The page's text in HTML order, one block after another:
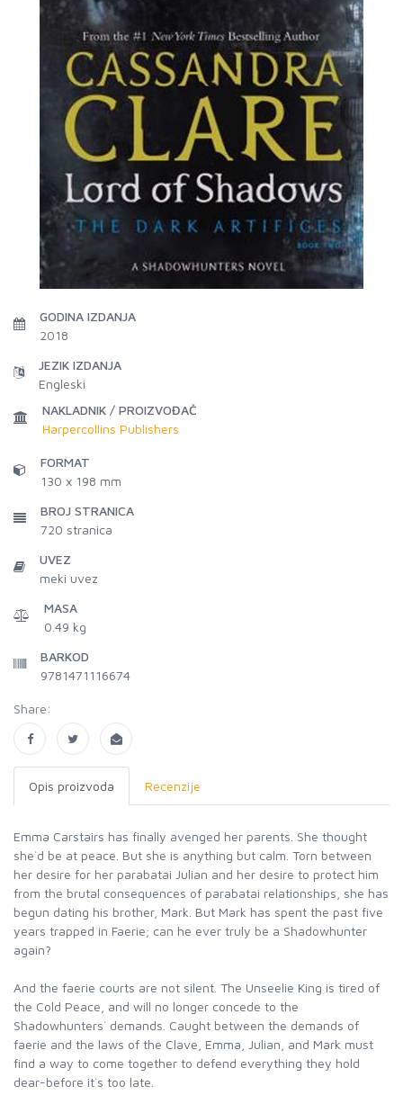
GODINA IZDANJA
2018
JEZIK IZDANJA
Engleski
NAKLADNIK / PROIZVOĐAČ
Harpercollins Publishers
FORMAT
130 x 198 mm
BROJ STRANICA
720 stranica
UVEZ
meki uvez
MASA
0.49 kg
BARKOD
9781471116674
Share:
Opis proizvoda Recenzije
Emma Carstairs has finally avenged her parents. She thought
she`d be at peace. But she is anything but calm. Torn between
her desire for her parabatai Julian and her desire to protect him
from the brutal consequences of parabatai relationships, she has
begun dating his brother, Mark. But Mark has spent the past five
years trapped in Faerie; can he ever truly be a Shadowhunter
again?
And the faerie courts are not silent. The Unseelie King is tired of
the Cold Peace, and will no longer concede to the
Shadowhunters` demands. Caught between the demands of
faerie and the laws of the Clave, Emma, Julian, and Mark must
find a way to come together to defend everything they hold
dear-before it`s too late.